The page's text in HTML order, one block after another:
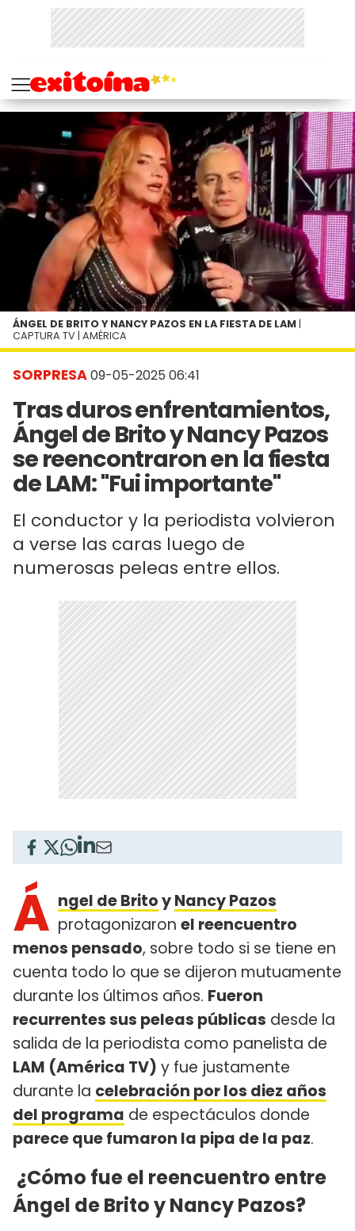
SORPRESA09-05-2025 06:41
Tras duros enfrentamientos,
Ángel de Brito y Nancy Pazos
se reencontraron en la fiesta
de LAM: "Fui importante"
El conductor y la periodista volvieron
a verse las caras luego de
numerosas peleas entre ellos.
ÁNGEL DE BRITO Y NANCY PAZOS EN LA FIESTA DE LAM |
CAPTURA TV | AMÉRICA
Á ngel de BritoyNancy Pazos
protagonizaron el reencuentro
menos pensado, sobre todo si se tiene en
cuenta todo lo que se dijeron mutuamente
durante los últimos años. Fueron
recurrentes sus peleas públicas desde la
salida de la periodista como panelista de
LAM (América TV) y fue justamente
durante la celebración por los diez años
del programa de espectáculos donde
parece que fumaron la pipa de la paz.
¿Cómo fue el reencuentro entre
Ángel de Brito y Nancy Pazos?